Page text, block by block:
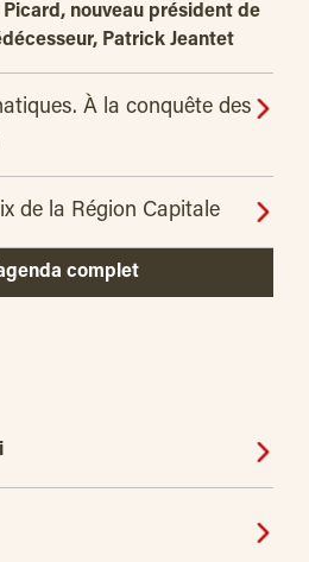
nouveau président de
Patrick Jeantet
À la conquête des
de la Région Capitale
complet